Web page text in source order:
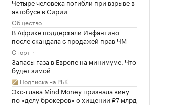
Четыре человека погибли при взрыве в
автобусе в Сирии
Общество
В Африке поддержали Инфантино
после скандала с продажей прав ЧМ
Спорт
Запасы газа в Европе на минимуме. Что
будет зимой
Подписка на РБК
Экс-глава Mind Money признала вину
по «делу брокеров» о хищении ₽7 млрд